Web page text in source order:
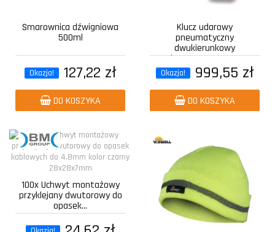
Smarownica dźwigniowa
500ml
Okazja! 127,22 zł
DO KOSZYKA
Klucz udarowy
pneumatyczny
dwukierunkowy
kompozytowy z...
Okazja! 999,55 zł
DO KOSZYKA
100x Uchwyt montażowy
przyklejany dwutorowy do
opasek...